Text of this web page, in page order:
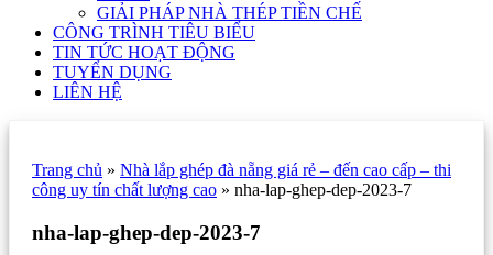
GIẢI PHÁP NHÀ THÉP TIỀN CHẾ
CÔNG TRÌNH TIÊU BIỂU
TIN TỨC HOẠT ĐỘNG
TUYỂN DỤNG
LIÊN HỆ
Trang chủ » Nhà lắp ghép đà nẵng giá rẻ – đến cao cấp – thi
công uy tín chất lượng cao » nha-lap-ghep-dep-2023-7
nha-lap-ghep-dep-2023-7